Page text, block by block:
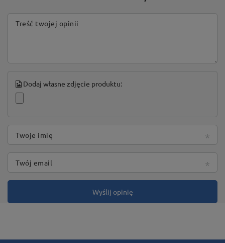
Treść twojej opinii
Dodaj własne zdjęcie produktu:
Twoje imię
Twój email
Wyślij opinię